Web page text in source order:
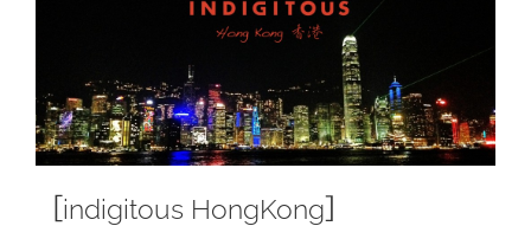
［indigitous HongKong］